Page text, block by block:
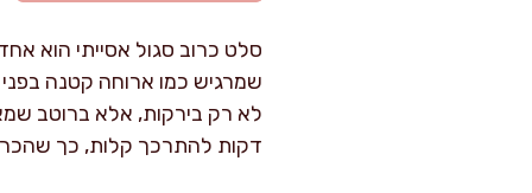
סלט כרוב סגול אסייתי הוא
שמרגיש כמו ארוחה קטנה
דקות להתרכך קלות, כך